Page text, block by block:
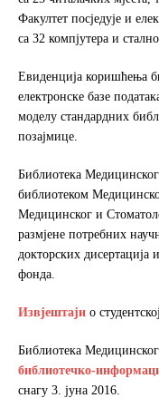
Факултет посједује и
са 32 компјутера и
Евиденција коришћења
електронске базе
моделу стандардних
позајмице.
Библиотека
библиотеком
Медицинског и
размјене потребних
докторских дисертација
фонда.
Извјештаји о
Библиотека
библиотечко-
снагу 3. јуна 2016.